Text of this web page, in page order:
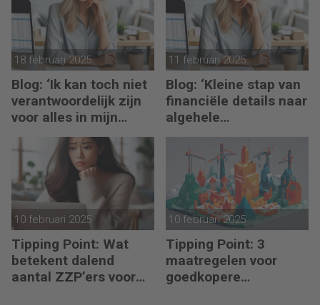
18 februari 2025
Blog: ‘Ik kan toch niet
verantwoordelijk zijn
voor alles in mijn
waardeketen?’
11 februari 2025
Blog: ‘Kleine stap van
financiële details naar
algehele
duurzaamheid ‘
10 februari 2025
Tipping Point: Wat
betekent dalend
aantal ZZP’ers voor
10 februari 2025
Tipping Point: 3
maatregelen voor
goedkopere